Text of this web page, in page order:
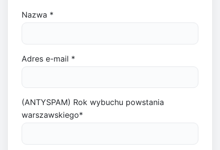
Nazwa *
Adres e-mail *
(ANTYSPAM) Rok wybuchu powstania
warszawskiego*